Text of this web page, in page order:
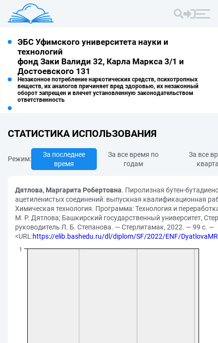
ЭБС Уфимского университета науки и
технологий
фонд Заки Валиди 32, Карла Маркса 3/1 и
Достоевского 131
Незаконное потребление наркотических средств, психотропных
веществ, их аналогов причиняет вред здоровью, их незаконный
оборот запрещен и влечет установленную законодательством
ответственность
СТАТИСТИКА ИСПОЛЬЗОВАНИЯ
Режим:
За последнее
время
За все время по
годам
За все
Дятлова, Маргарита Робертовна. Пиролизная бутен-
ацетиленистых соединений: выпускная квалификационная
Химическая технология. Программа: Технология и
М. Р. Дятлова; Башкирский государственный университет,
руководитель Л. Б. Степанова. — Стерлитамак, 2022. — 99 с. —
<URL:https://elib.bashedu.ru/dl/diplom/SF/2022/ENF/